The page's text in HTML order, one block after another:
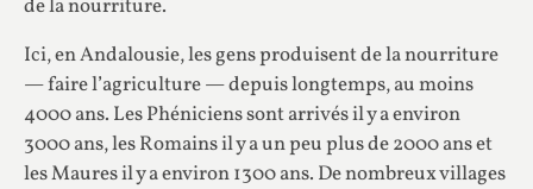
de la nourriture.
Ici, en Andalousie, les gens produisent de la nourriture
— faire l’agriculture — depuis longtemps, au moins
4000 ans. Les Phéniciens sont arrivés il y a environ
3000 ans, les Romains il y a un peu plus de 2000 ans et
les Maures il y a environ 1300 ans. De nombreux villages